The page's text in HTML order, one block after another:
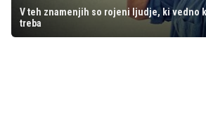
V teh znamenjih so rojeni ljudje, ki vedno
treba